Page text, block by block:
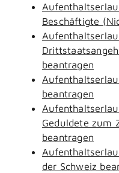
Beschäftigte
beantragen
beantragen
Geduldete zum
beantragen
der Schweiz